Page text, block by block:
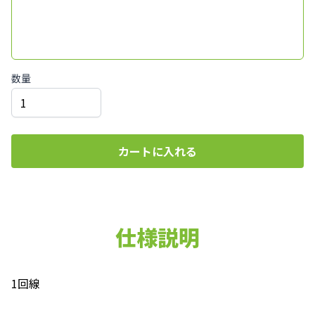
数量
カートに入れる
仕様説明
1回線